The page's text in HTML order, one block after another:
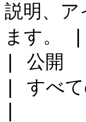
説明、
ます。 |
| 公開
| すべ